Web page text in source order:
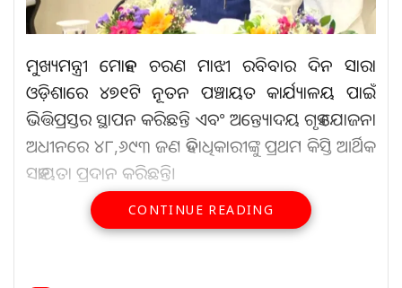
ମୁଖ୍ୟମନ୍ତ୍ରୀ ମୋହନ ଚରଣ ମାଝୀ ରବିବାର ଦିନ ସାରା
ଓଡ଼ିଶାରେ ୪୭୧ଟି ନୂତନ ପଞ୍ଚାୟତ କାର୍ଯ୍ୟାଳୟ ପାଇଁ
ଭିତ୍ତିପ୍ରସ୍ତର ସ୍ଥାପନ କରିଛନ୍ତି ଏବଂ ଅନ୍ତ୍ୟୋଦୟ ଗୃହ ଯୋଜନା
ଅଧୀନରେ ୪୮,୬୯୩ ଜଣ ହିତାଧିକାରୀଙ୍କୁ ପ୍ରଥମ କିସ୍ତି ଆର୍ଥିକ
ସହାୟତା ପ୍ରଦାନ କରିଛନ୍ତି।
CONTINUE READING